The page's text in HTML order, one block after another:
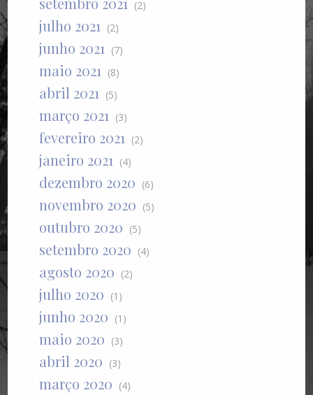
(2)
julho 2021 (2)
junho 2021 (7)
maio 2021 (8)
abril 2021 (5)
março 2021 (3)
fevereiro 2021 (2)
janeiro 2021 (4)
dezembro 2020 (6)
novembro 2020 (5)
outubro 2020 (5)
setembro 2020 (4)
agosto 2020 (2)
julho 2020 (1)
junho 2020 (1)
maio 2020 (3)
abril 2020 (3)
março 2020 (4)